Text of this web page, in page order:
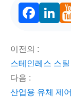
Facebook
이전의 :
스테인레스 스
다음 :
산업용 유체 제